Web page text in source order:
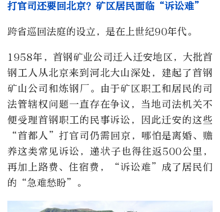
打官司还要回北京？矿区居民面临“诉讼难”
跨省巡回法庭的设立，是在上世纪90年代。
1958年，首钢矿业公司迁入迁安地区，大批首
钢工人从北京来到河北大山深处，建起了首钢
矿山公司和炼钢厂。由于矿区职工和居民的司
法管辖权问题一直存在争议，当地司法机关不
便受理首钢职工的民事诉讼，因此迁安的这些
“首都人”打官司仍需回京，哪怕是离婚、赡
养这类常见诉讼，递状子也得往返500公里，
再加上路费、住宿费，“诉讼难”成了居民们
的“急难愁盼”。